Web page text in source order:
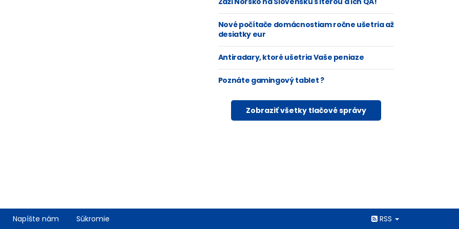
Nové počítače domácnostiam ročne ušetria až
desiatky eur
Antiradary, ktoré ušetria Vaše peniaze
Poznáte gamingový tablet ?
Zobraziť všetky tlačové správy
Napíšte nám Súkromie RSS